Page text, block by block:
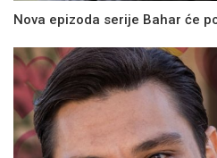
Nova epizoda serije Bahar će